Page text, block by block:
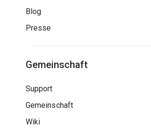
Blog
Presse
Gemeinschaft
Support
Gemeinschaft
Wiki